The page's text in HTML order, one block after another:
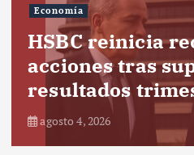
Economía
HSBC reinicia
acciones tras
resultados
agosto 4, 2026